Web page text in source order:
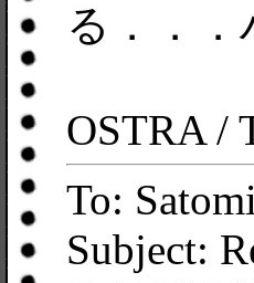
る．．．
OSTRA /
To:
Subject: